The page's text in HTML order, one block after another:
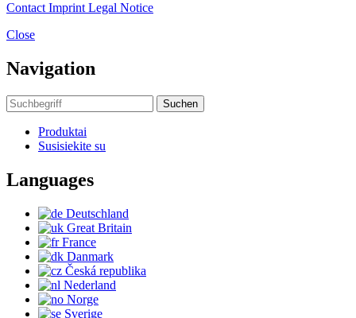
Contact Imprint Legal Notice
Close
Navigation
Suchen
Produktai
Susisiekite su
Languages
Deutschland
Great Britain
France
Danmark
Česká republika
Nederland
Norge
Sverige